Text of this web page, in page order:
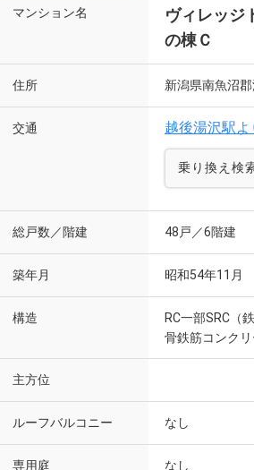
マンション名
ヴィレッジ
の棟Ｃ
住所 新潟県南魚沼
交通 越後湯沢駅
乗り換え検
総戸数／階建 48戸／6階建
築年月 昭和54年11月
構造
RC一部SRC（
骨鉄筋コンクリ
主方位
ルーフバルコニー なし
専用庭 なし